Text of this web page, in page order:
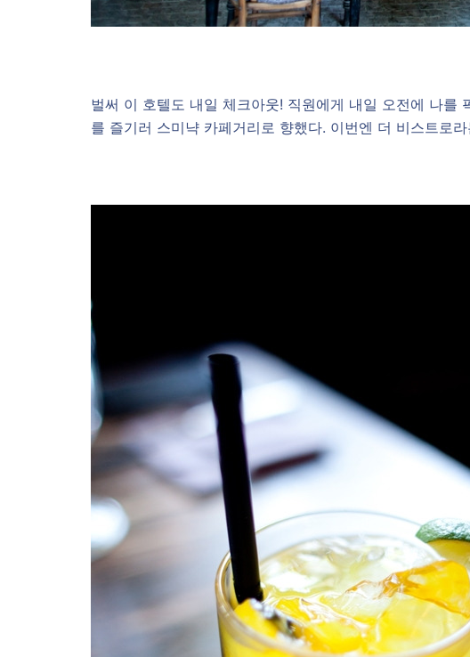
벌써 이 호텔도 내일 체크아웃! 직원에게 내일 오전에 나
를 즐기러 스미냑 카페거리로 향했다. 이번엔 더 비스트로